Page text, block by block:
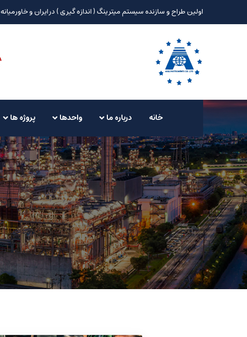
اولین طراح و سازنده سیستم میترینگ ( اندازه گیری ) در ایران و خاورمیانه
خانه درباره ما واحدها پروژه ها